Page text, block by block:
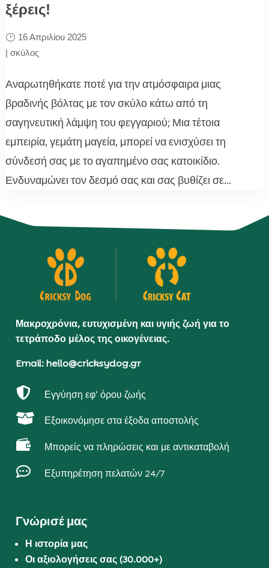
ξέρεις!
16 Απριλίου 2025
| σκύλος
Αναρωτηθήκατε ποτέ για την ατμόσφαιρα μιας
βραδινής βόλτας με τον σκύλο κάτω από τη
σαγηνευτική λάμψη του φεγγαριού; Μια τέτοια
εμπειρία, γεμάτη μαγεία, μπορεί να ενισχύσει τη
σύνδεσή σας με το αγαπημένο σας κατοικίδιο.
Ενδυναμώνει τον δεσμό σας και σας βυθίζει σε...
Μακροχρόνια, ευτυχισμένη και υγιής ζωή για το
τετράποδο μέλος της οικογένειας.
Email: hello@cricksydog.gr
 Εγγύηση εφ’ όρου ζωής
 Εξοικονόμησε στα έξοδα αποστολής
 Μπορείς να πληρώσεις και με αντικαταβολή
 Εξυπηρέτηση πελατών 24/7
Γνώρισέ μας
Η ιστορία μας
Οι αξιολογήσεις σας (30.000+)